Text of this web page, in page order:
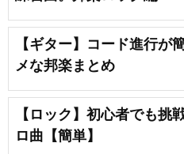
【ギター】コード進行が
メな邦楽まとめ
【ロック】初心者でも挑
ロ曲【簡単】